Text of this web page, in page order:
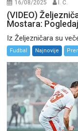
16/08/2025 I. Ć.
(VIDEO)
Mostara:
Iz Željezničara su
Fudbal Najnovije